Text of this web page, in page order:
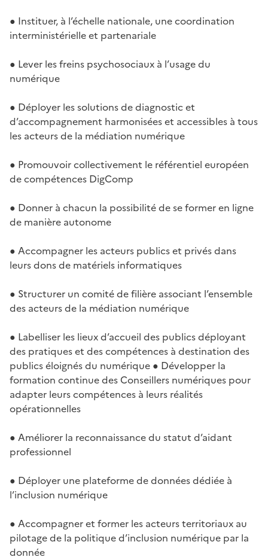
● Instituer, à l’échelle nationale, une coordination
interministérielle et partenariale
● Lever les freins psychosociaux à l’usage du
numérique
● Déployer les solutions de diagnostic et
d’accompagnement harmonisées et accessibles à tous
les acteurs de la médiation numérique
● Promouvoir collectivement le référentiel européen
de compétences DigComp
● Donner à chacun la possibilité de se former en ligne
de manière autonome
● Accompagner les acteurs publics et privés dans
leurs dons de matériels informatiques
● Structurer un comité de filière associant l’ensemble
des acteurs de la médiation numérique
● Labelliser les lieux d’accueil des publics déployant
des pratiques et des compétences à destination des
publics éloignés du numérique ● Développer la
formation continue des Conseillers numériques pour
adapter leurs compétences à leurs réalités
opérationnelles
● Améliorer la reconnaissance du statut d’aidant
professionnel
● Déployer une plateforme de données dédiée à
l’inclusion numérique
● Accompagner et former les acteurs territoriaux au
pilotage de la politique d’inclusion numérique par la
donnée